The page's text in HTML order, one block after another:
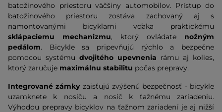
batožinového priestoru väčšiny automobilov. Prístup do
batožinového priestoru zostáva zachovaný aj s
namontovanými bicyklami vďaka praktickému
sklápaciemu mechanizmu, ktorý ovládate nožným
pedálom. Bicykle sa pripevňujú rýchlo a bezpečne
pomocou systému dvojitého upevnenia rámu aj kolies,
ktorý zaručuje maximálnu stabilitu počas prepravy.
Integrované zámkyzaisťujú zvýšenú bezpečnosť - bicykle
uzamknete k nosiču a nosič k ťažnému zariadeniu.
Výhodou prepravy bicyklov na ťažnom zariadení je aj nižší